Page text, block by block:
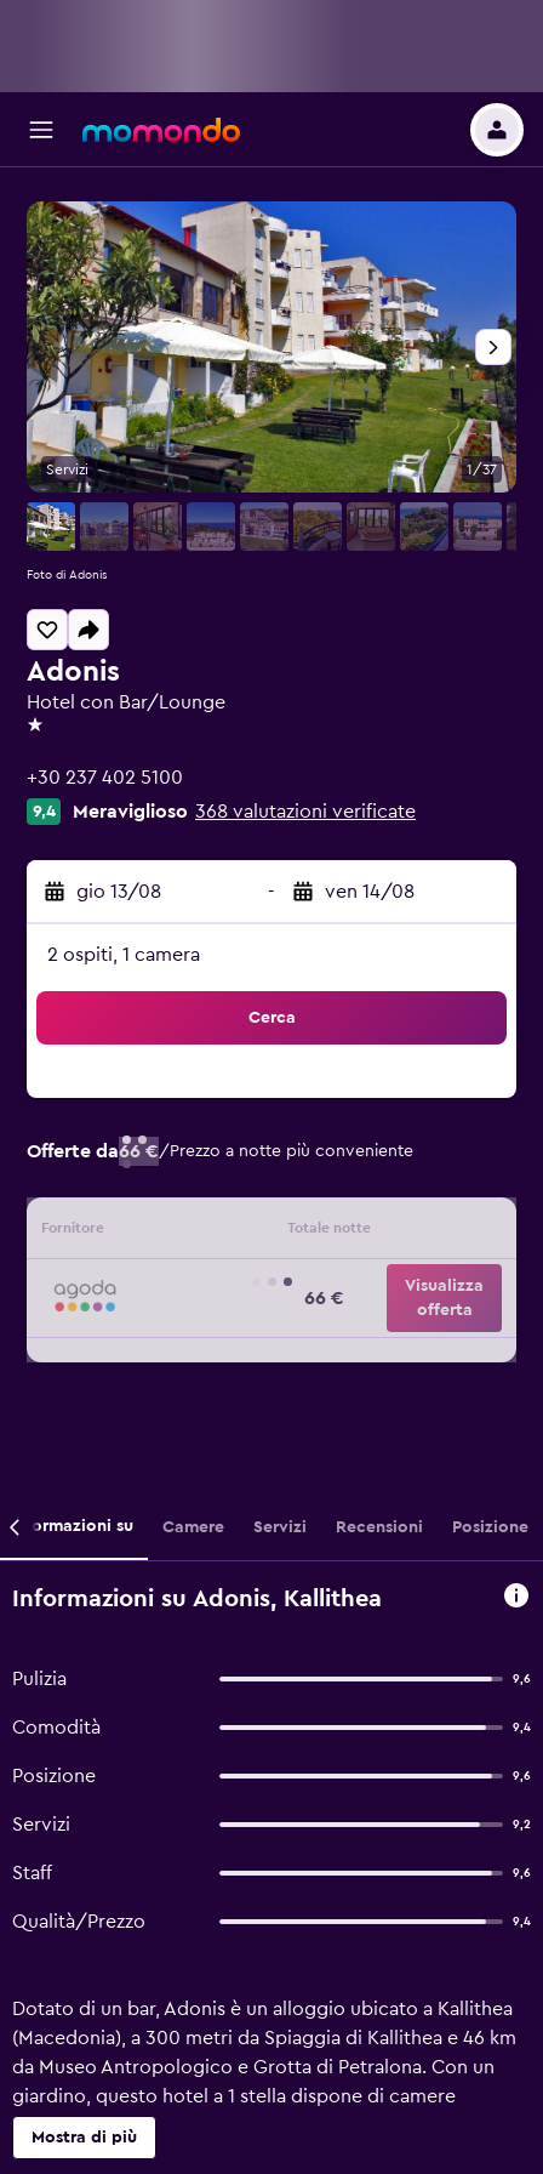
Adonis
Hotel con Bar/Lounge
1 stella
+30 237 402 5100
9,4 Meraviglioso 368 valutazioni verificate
gio 13/08 - ven 14/08
2 ospiti, 1 camera
Cerca
Offerte da66 €/ Prezzo a notte più conveniente
Fornitore Totale notte
66 €
Visualizza
offerta
Servizi 1/37
Foto di Adonis
Informazioni su Camere Servizi Recensioni Posizione
Informazioni su Adonis, Kallithea
Pulizia 9,6
Comodità 9,4
Posizione 9,6
Servizi 9,2
Staff 9,6
Qualità/Prezzo 9,4
Dotato di un bar, Adonis è un alloggio ubicato a Kallithea
(Macedonia), a 300 metri da Spiaggia di Kallithea e 46 km
da Museo Antropologico e Grotta di Petralona. Con un
giardino, questo hotel a 1 stella dispone di camere
climatizzate con WiFi gratuito e bagno privato. La
struttura propone un’area giochi per bambini. Presso
Mostra di più